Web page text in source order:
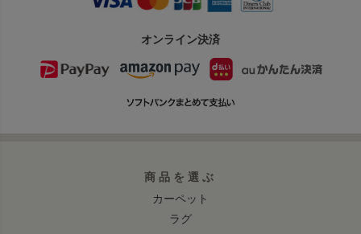
オンライン決済
商品を選ぶ
カーペット
ラグ